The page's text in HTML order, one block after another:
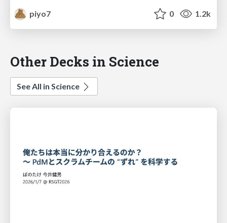
piyo7
0 1.2k
Other Decks in Science
See All in Science